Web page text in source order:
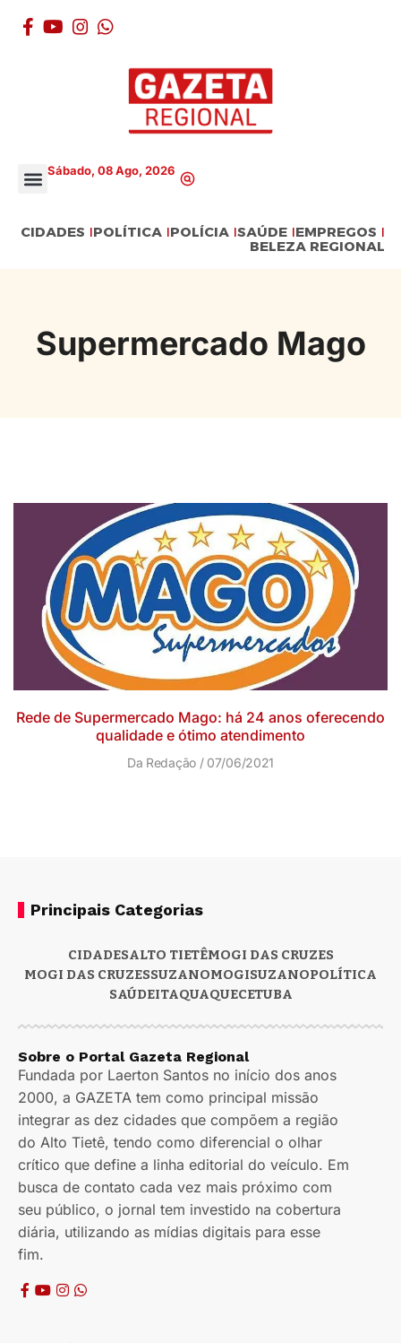
Sábado, 08 Ago, 2026
CIDADES POLÍTICA POLÍCIA SAÚDE EMPREGOS
BELEZA REGIONAL
Supermercado Mago
Rede de Supermercado Mago: há 24 anos oferecendo
qualidade e ótimo atendimento
Da Redação 07/06/2021
Principais Categorias
CIDADESALTO TIETÊMOGI DAS CRUZES
MOGI DAS CRUZESSUZANOMOGISUZANOPOLÍTICA
SAÚDEITAQUAQUECETUBA
Sobre o Portal Gazeta Regional
Fundada por Laerton Santos no início dos anos
2000, a GAZETA tem como principal missão
integrar as dez cidades que compõem a região
do Alto Tietê, tendo como diferencial o olhar
crítico que define a linha editorial do veículo. Em
busca de contato cada vez mais próximo com
seu público, o jornal tem investido na cobertura
diária, utilizando as mídias digitais para esse
fim.